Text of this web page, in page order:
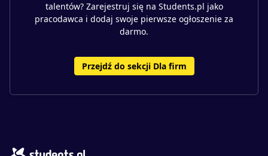
talentów? Zarejestruj się na Students.pl jako
pracodawca i dodaj swoje pierwsze ogłoszenie za
darmo.
Przejdź do sekcji Dla firm